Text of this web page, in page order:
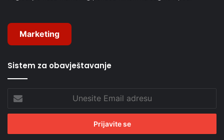
Marketing
Sistem za obavještavanje
Email
adresu